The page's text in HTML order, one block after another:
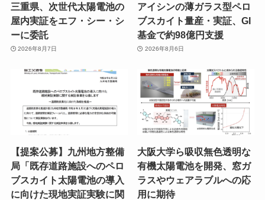
三重県、次世代太陽電池の
屋内実証をエフ・シー・シ
ーに委託
2026年8月7日
アイシンの薄ガラス型ペロ
ブスカイト量産・実証、GI
基金で約98億円支援
2026年8月6日
【提案公募】九州地方整備
局「既存道路施設へのペロ
ブスカイト太陽電池の導入
に向けた現地実証実験に関
大阪大学ら吸収無色透明な
有機太陽電池を開発、窓ガ
ラスやウェアラブルへの応
用に期待